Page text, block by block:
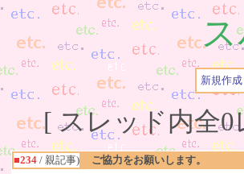
新規作成
[ スレッド内全
■234 / 親記事) ご協力をお願いします。